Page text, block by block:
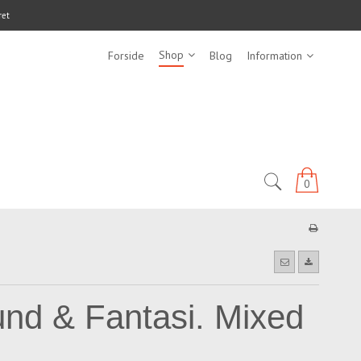
Forside Shop Blog Information
0
& Fantasi. Mixed